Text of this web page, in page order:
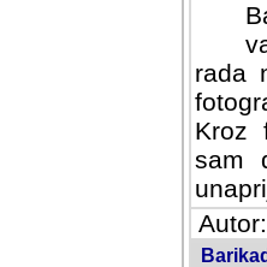
rada
svi
svoja